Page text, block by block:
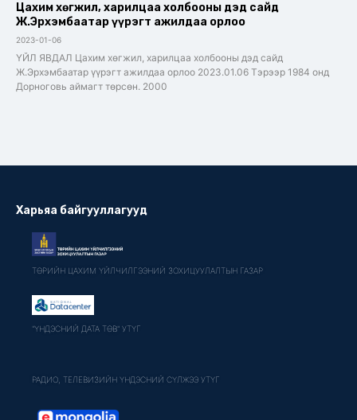
Цахим хөгжил, харилцаа холбооны дэд сайд
Ж.Эрхэмбаатар үүрэгт ажилдаа орлоо
2023-01-06
ҮЙЛ ЯВДАЛ Цахим хөгжил, харилцаа холбооны дэд сайд
Ж.Эрхэмбаатар үүрэгт ажилдаа орлоо 2023.01.06 Тэрээр 1984 онд
Дорноговь аймагт төрсөн. 2000
Харьяа байгууллагууд
ТӨРИЙН ЦАХИМ ҮЙЛЧИЛГЭЭНИЙ ЗОХИЦУУЛАЛТЫН ГАЗАР
"ҮНДЭСНИЙ ДАТА ТӨВ" УТҮГ
РАДИО, ТЕЛЕВИЗИЙН ҮНДЭСНИЙ СҮЛЖЭЭ УТҮГ